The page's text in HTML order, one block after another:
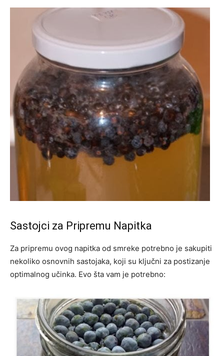
Sastojci za Pripremu Napitka
Za pripremu ovog napitka od smreke potrebno je sakupiti
nekoliko osnovnih sastojaka, koji su ključni za postizanje
optimalnog učinka. Evo šta vam je potrebno: